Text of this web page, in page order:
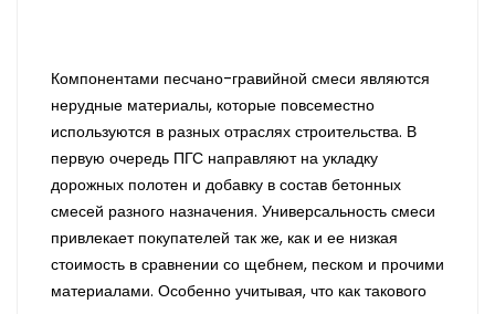
Компонентами песчано-гравийной смеси являются
нерудные материалы, которые повсеместно
используются в разных отраслях строительства. В
первую очередь ПГС направляют на укладку
дорожных полотен и добавку в состав бетонных
смесей разного назначения. Универсальность смеси
привлекает покупателей так же, как и ее низкая
стоимость в сравнении со щебнем, песком и прочими
материалами. Особенно учитывая, что как такового